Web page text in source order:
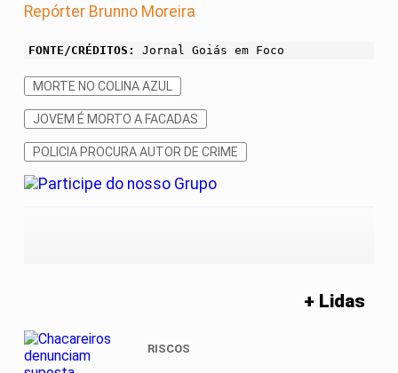
Repórter Brunno Moreira
FONTE/CRÉDITOS: Jornal Goiás em Foco
MORTE NO COLINA AZUL
JOVEM É MORTO A FACADAS
POLICIA PROCURA AUTOR DE CRIME
+ Lidas
RISCOS